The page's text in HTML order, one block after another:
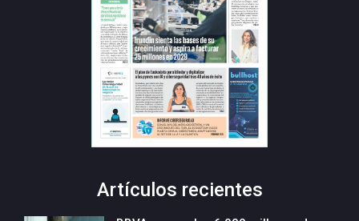
Artículos recientes